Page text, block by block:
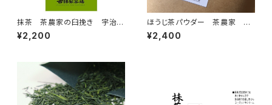
抹茶 茶農家の臼挽き 宇治抹
茶 上おてがる抹茶 100ｇ
¥2,200
ほうじ茶パウダー 茶農家 お
てがるほうじ茶パウダー400ｇ
(400g×1)2400円
¥2,400